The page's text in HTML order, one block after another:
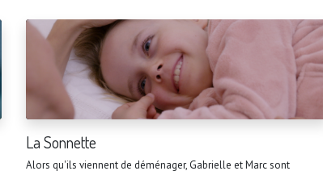
La Sonnette
Alors qu'ils viennent de déménager, Gabrielle et Marc sont